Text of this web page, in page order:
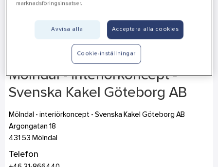
Mölndal - interiörkoncept -
Svenska Kakel Göteborg AB
Mölndal - interiörkoncept - Svenska Kakel Göteborg AB
Argongatan 18
431 53 Mölndal
Telefon
marknadsföringsinsatser.
Avvisa alla Acceptera alla cookies
Cookie-inställningar